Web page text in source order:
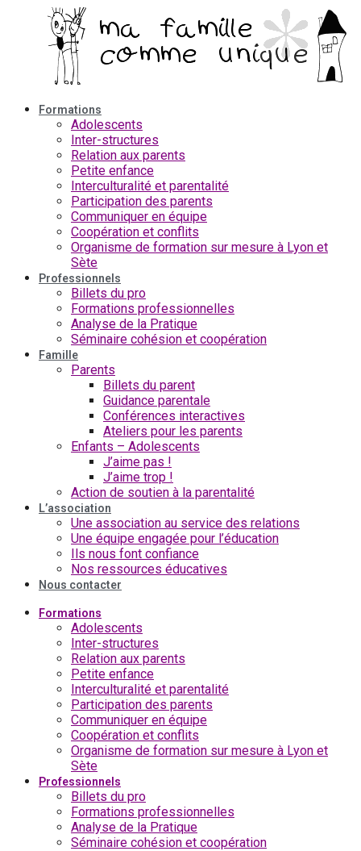
contenu
Formations
Adolescents
Inter-structures
Relation aux parents
Petite enfance
Interculturalité et parentalité
Participation des parents
Communiquer en équipe
Coopération et conflits
Organisme de formation sur mesure à Lyon et
Sète
Professionnels
Billets du pro
Formations professionnelles
Analyse de la Pratique
Séminaire cohésion et coopération
Famille
Parents
Billets du parent
Guidance parentale
Conférences interactives
Ateliers pour les parents
Enfants – Adolescents
J’aime pas !
J’aime trop !
Action de soutien à la parentalité
L’association
Une association au service des relations
Une équipe engagée pour l’éducation
Ils nous font confiance
Nos ressources éducatives
Nous contacter
Formations
Adolescents
Inter-structures
Relation aux parents
Petite enfance
Interculturalité et parentalité
Participation des parents
Communiquer en équipe
Coopération et conflits
Organisme de formation sur mesure à Lyon et
Sète
Professionnels
Billets du pro
Formations professionnelles
Analyse de la Pratique
Séminaire cohésion et coopération